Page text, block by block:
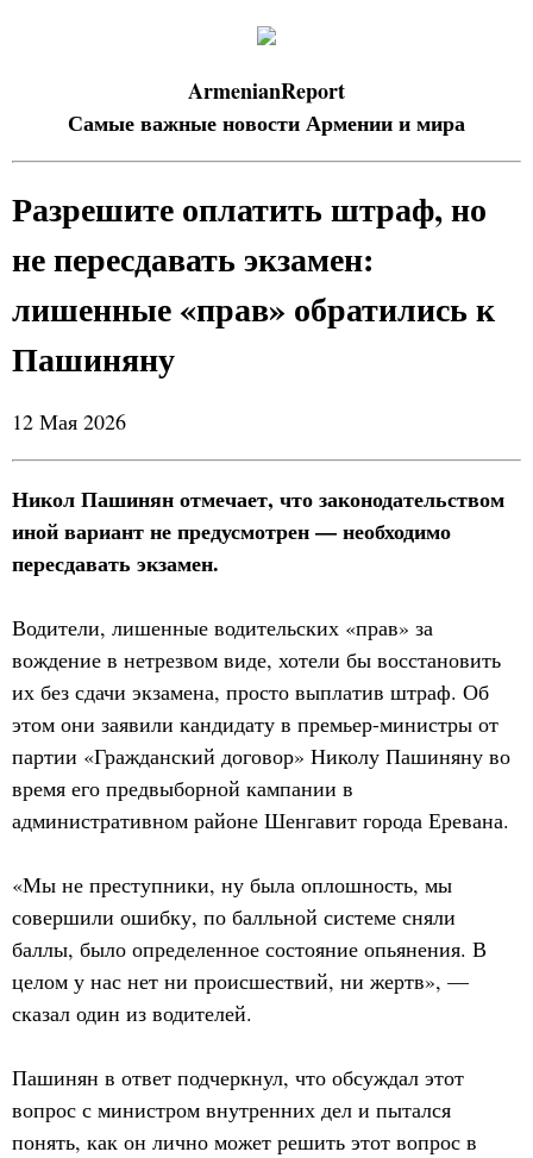
ArmenianReport
Самые важные новости Армении и мира
Разрешите оплатить штраф, но
не пересдавать экзамен:
лишенные «прав» обратились к
Пашиняну
12 Мая 2026
Никол Пашинян отмечает, что законодательством
иной вариант не предусмотрен — необходимо
пересдавать экзамен.
Водители, лишенные водительских «прав» за
вождение в нетрезвом виде, хотели бы восстановить
их без сдачи экзамена, просто выплатив штраф. Об
этом они заявили кандидату в премьер-министры от
партии «Гражданский договор» Николу Пашиняну во
время его предвыборной кампании в
административном районе Шенгавит города Еревана.
«Мы не преступники, ну была оплошность, мы
совершили ошибку, по балльной системе сняли
баллы, было определенное состояние опьянения. В
целом у нас нет ни происшествий, ни жертв», —
сказал один из водителей.
Пашинян в ответ подчеркнул, что обсуждал этот
вопрос с министром внутренних дел и пытался
понять, как он лично может решить этот вопрос в